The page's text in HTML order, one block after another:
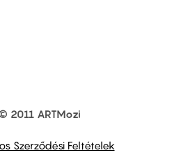
2011 ARTMozi
Szerződési Feltételek